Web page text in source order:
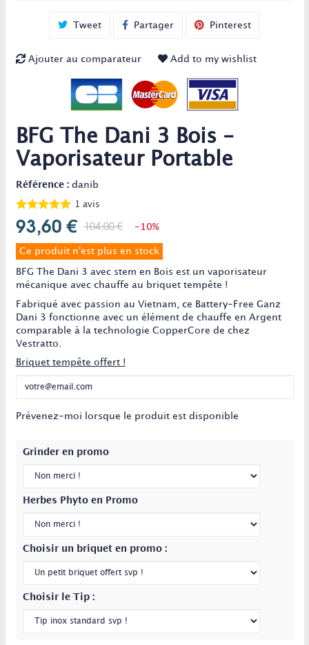
Tweet Partager Pinterest
Ajouter au comparateur Add to my wishlist
BFG The Dani 3 Bois -
Vaporisateur Portable
Référence : danib
1 avis
104,00 €
93,60 € -10%
Ce produit n'est plus en stock
BFG The Dani 3 avec stem en Bois est un vaporisateur
mécanique avec chauffe au briquet tempête !
Fabriqué avec passion au Vietnam, ce Battery-Free Ganz
Dani 3 fonctionne avec un élément de chauffe en Argent
comparable à la technologie CopperCore de chez
Vestratto.
Briquet tempête offert !
Prévenez-moi lorsque le produit est disponible
Grinder en promo
Herbes Phyto en Promo
Choisir un briquet en promo :
Choisir le Tip :